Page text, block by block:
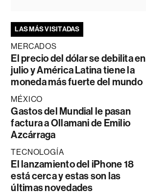
LAS MÁS VISITADAS
MERCADOS
El precio del dólar se debilita en
julio y América Latina tiene la
moneda más fuerte del mundo
MÉXICO
Gastos del Mundial le pasan
factura a Ollamani de Emilio
Azcárraga
TECNOLOGÍA
El lanzamiento del iPhone 18
está cerca y estas son las
últimas novedades